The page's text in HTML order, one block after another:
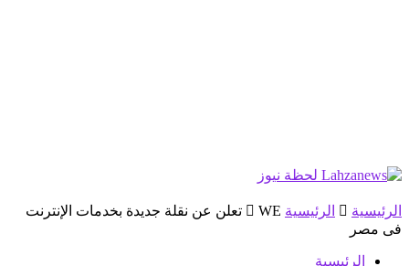
الرئيسية الرئيسية
WE تعلن عن نقلة جديدة بخدمات الإنترنت
فى مصر
الرئيسية